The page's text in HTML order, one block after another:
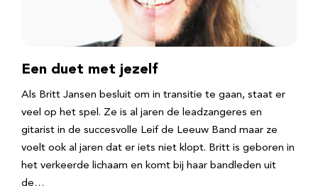
Een duet met jezelf
Als Britt Jansen besluit om in transitie te gaan, staat er
veel op het spel. Ze is al jaren de leadzangeres en
gitarist in de succesvolle Leif de Leeuw Band maar ze
voelt ook al jaren dat er iets niet klopt. Britt is geboren in
het verkeerde lichaam en komt bij haar bandleden uit
de…